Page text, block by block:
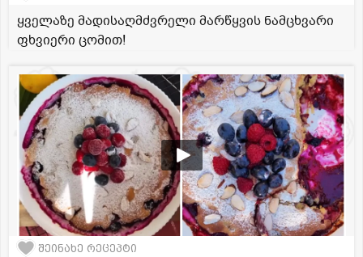
ყველაზე მადისაღმძვრელი მარწყვის ნამცხვარი
ფხვიერი ცომით!
შეინახე რეცეპტი